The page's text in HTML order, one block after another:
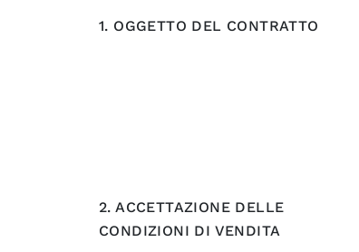
1. OGGETTO DEL CONTRATTO
2. ACCETTAZIONE DELLE
CONDIZIONI DI VENDITA